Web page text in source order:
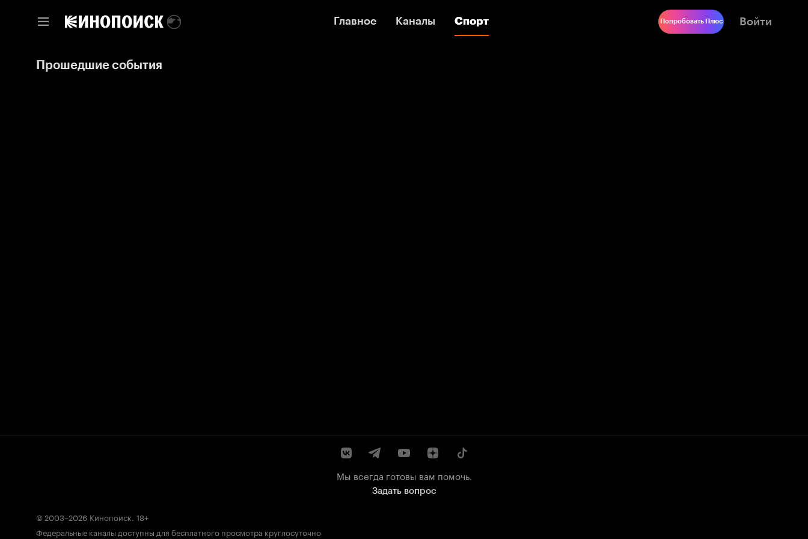
Главное Каналы Спорт
Главное Каналы Спорт Попробовать Плюс Войти
Прошедшие события
Мы всегда готовы вам помочь.
Задать вопрос
© 2003–2026 Кинопоиск. 18+
Федеральные каналы доступны для бесплатного просмотра круглосуточно